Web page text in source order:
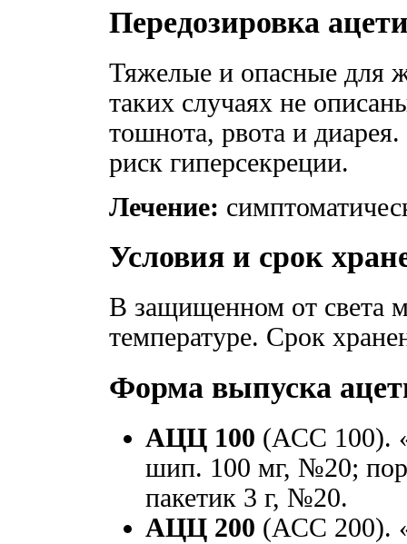
Передозировка
Тяжелые и опасные для
таких случаях не
тошнота, рвота и
риск гиперсекреции.
Лечение:
Условия и срок
В защищенном от света
температуре. Срок
Форма выпуска
АЦЦ 100 (АСС 100).
шип. 100 мг, №20;
пакетик 3 г, №20.
АЦЦ 200 (АСС 200).